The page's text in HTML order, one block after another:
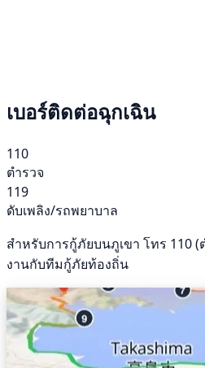
เบอร์ติดต่อฉุกเฉิน
110
ตำรวจ
119
ดับเพลิง/รถพยาบาล
สำหรับการกู้ภัยบนภูเขา โทร 110 (
งานกับทีมกู้ภัยท้องถิ่น